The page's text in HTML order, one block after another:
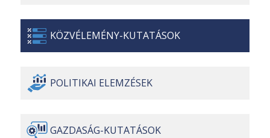
KÖZVÉLEMÉNY-KUTATÁSOK
POLITIKAI ELEMZÉSEK
GAZDASÁG-KUTATÁSOK